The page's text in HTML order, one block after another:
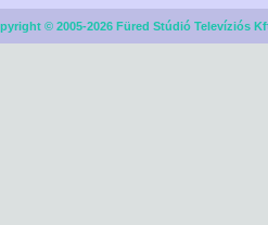
© 2005-2026 Füred Stúdió Televíziós